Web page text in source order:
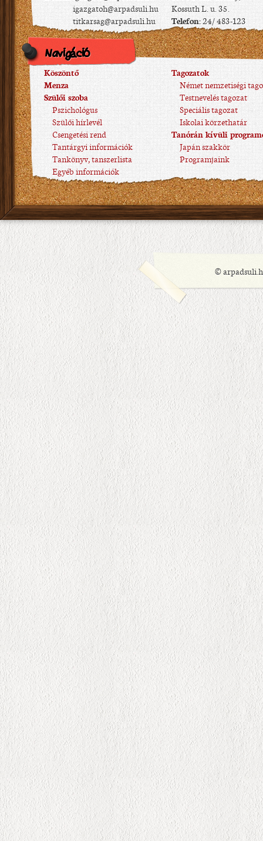
igazgatoh@arpadsuli.hu
titkarsag@arpadsuli.hu
Kossuth L. u. 35.
Telefon:24/ 483-123
Navigáció
Köszöntő
Menza
Szülői szoba
Pszichológus
Szülői hírlevél
Csengetési rend
Tantárgyi információk
Tankönyv, tanszerlista
Egyéb információk
Tagozatok
Német nemzetiségi
Testnevelés tagozat
Speciális tagozat
Iskolai körzethatár
Tanórán kívüli
Japán szakkör
Programjaink
©